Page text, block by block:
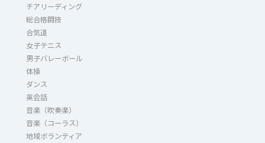
チアリーディング
総合格闘技
合気道
女子テニス
男子バレーボール
体操
ダンス
英会話
音楽（吹奏楽）
音楽（コーラス）
地域ボランティア